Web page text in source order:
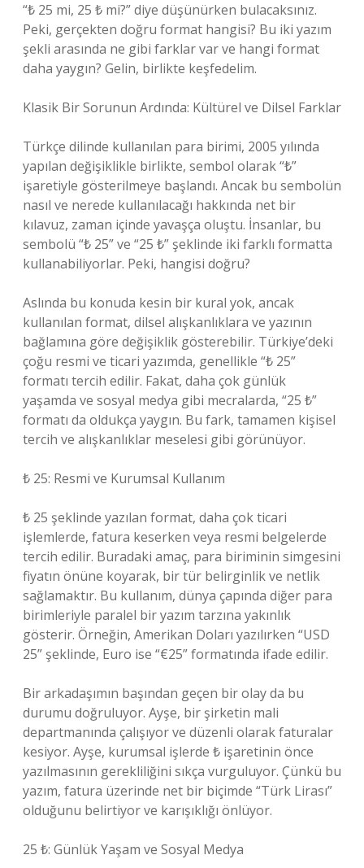
“₺ 25 mi, 25 ₺ mi?” diye düşünürken bulacaksınız.
Peki, gerçekten doğru format hangisi? Bu iki yazım
şekli arasında ne gibi farklar var ve hangi format
daha yaygın? Gelin, birlikte keşfedelim.
Klasik Bir Sorunun Ardında: Kültürel ve Dilsel Farklar
Türkçe dilinde kullanılan para birimi, 2005 yılında
yapılan değişiklikle birlikte, sembol olarak “₺”
işaretiyle gösterilmeye başlandı. Ancak bu sembolün
nasıl ve nerede kullanılacağı hakkında net bir
kılavuz, zaman içinde yavaşça oluştu. İnsanlar, bu
sembolü “₺ 25” ve “25 ₺” şeklinde iki farklı formatta
kullanabiliyorlar. Peki, hangisi doğru?
Aslında bu konuda kesin bir kural yok, ancak
kullanılan format, dilsel alışkanlıklara ve yazının
bağlamına göre değişiklik gösterebilir. Türkiye’deki
çoğu resmi ve ticari yazımda, genellikle “₺ 25”
formatı tercih edilir. Fakat, daha çok günlük
yaşamda ve sosyal medya gibi mecralarda, “25 ₺”
formatı da oldukça yaygın. Bu fark, tamamen kişisel
tercih ve alışkanlıklar meselesi gibi görünüyor.
₺ 25: Resmi ve Kurumsal Kullanım
₺ 25 şeklinde yazılan format, daha çok ticari
işlemlerde, fatura keserken veya resmi belgelerde
tercih edilir. Buradaki amaç, para biriminin simgesini
fiyatın önüne koyarak, bir tür belirginlik ve netlik
sağlamaktır. Bu kullanım, dünya çapında diğer para
birimleriyle paralel bir yazım tarzına yakınlık
gösterir. Örneğin, Amerikan Doları yazılırken “USD
25” şeklinde, Euro ise “€25” formatında ifade edilir.
Bir arkadaşımın başından geçen bir olay da bu
durumu doğruluyor. Ayşe, bir şirketin mali
departmanında çalışıyor ve düzenli olarak faturalar
kesiyor. Ayşe, kurumsal işlerde ₺ işaretinin önce
yazılmasının gerekliliğini sıkça vurguluyor. Çünkü bu
yazım, fatura üzerinde net bir biçimde “Türk Lirası”
olduğunu belirtiyor ve karışıklığı önlüyor.
25 ₺: Günlük Yaşam ve Sosyal Medya